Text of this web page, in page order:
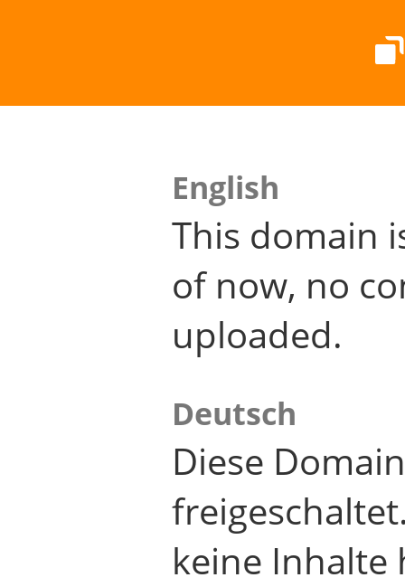
English
This domain
of now, no
uploaded.
Deutsch
Diese
keine Inhalte